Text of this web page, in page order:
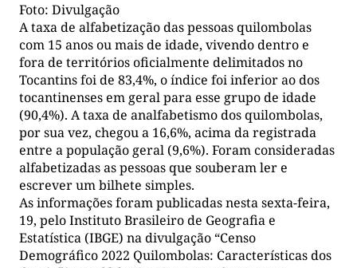
Foto: Divulgação
A taxa de alfabetização das pessoas quilombolas
com 15 anos ou mais de idade, vivendo dentro e
fora de territórios oficialmente delimitados no
Tocantins foi de 83,4%, o índice foi inferior ao dos
tocantinenses em geral para esse grupo de idade
(90,4%). A taxa de analfabetismo dos quilombolas,
por sua vez, chegou a 16,6%, acima da registrada
entre a população geral (9,6%). Foram consideradas
alfabetizadas as pessoas que souberam ler e
escrever um bilhete simples.
As informações foram publicadas nesta sexta-feira,
19, pelo Instituto Brasileiro de Geografia e
Estatística (IBGE) na divulgação “Censo
Demográfico 2022 Quilombolas: Características dos